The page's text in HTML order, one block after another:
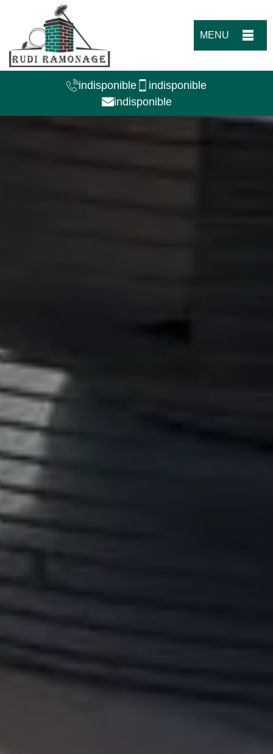
MENU
indisponible
indisponible
indisponible